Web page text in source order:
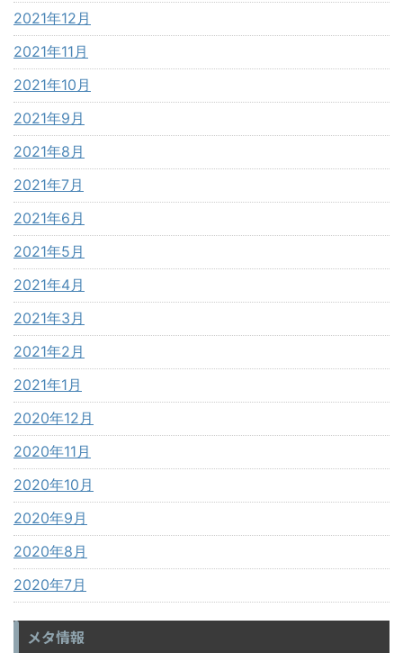
2021年12月
2021年11月
2021年10月
2021年9月
2021年8月
2021年7月
2021年6月
2021年5月
2021年4月
2021年3月
2021年2月
2021年1月
2020年12月
2020年11月
2020年10月
2020年9月
2020年8月
2020年7月
メタ情報